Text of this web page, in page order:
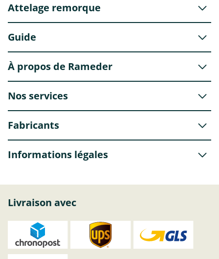
Attelage remorque
Guide
À propos de Rameder
Nos services
Fabricants
Informations légales
Livraison avec